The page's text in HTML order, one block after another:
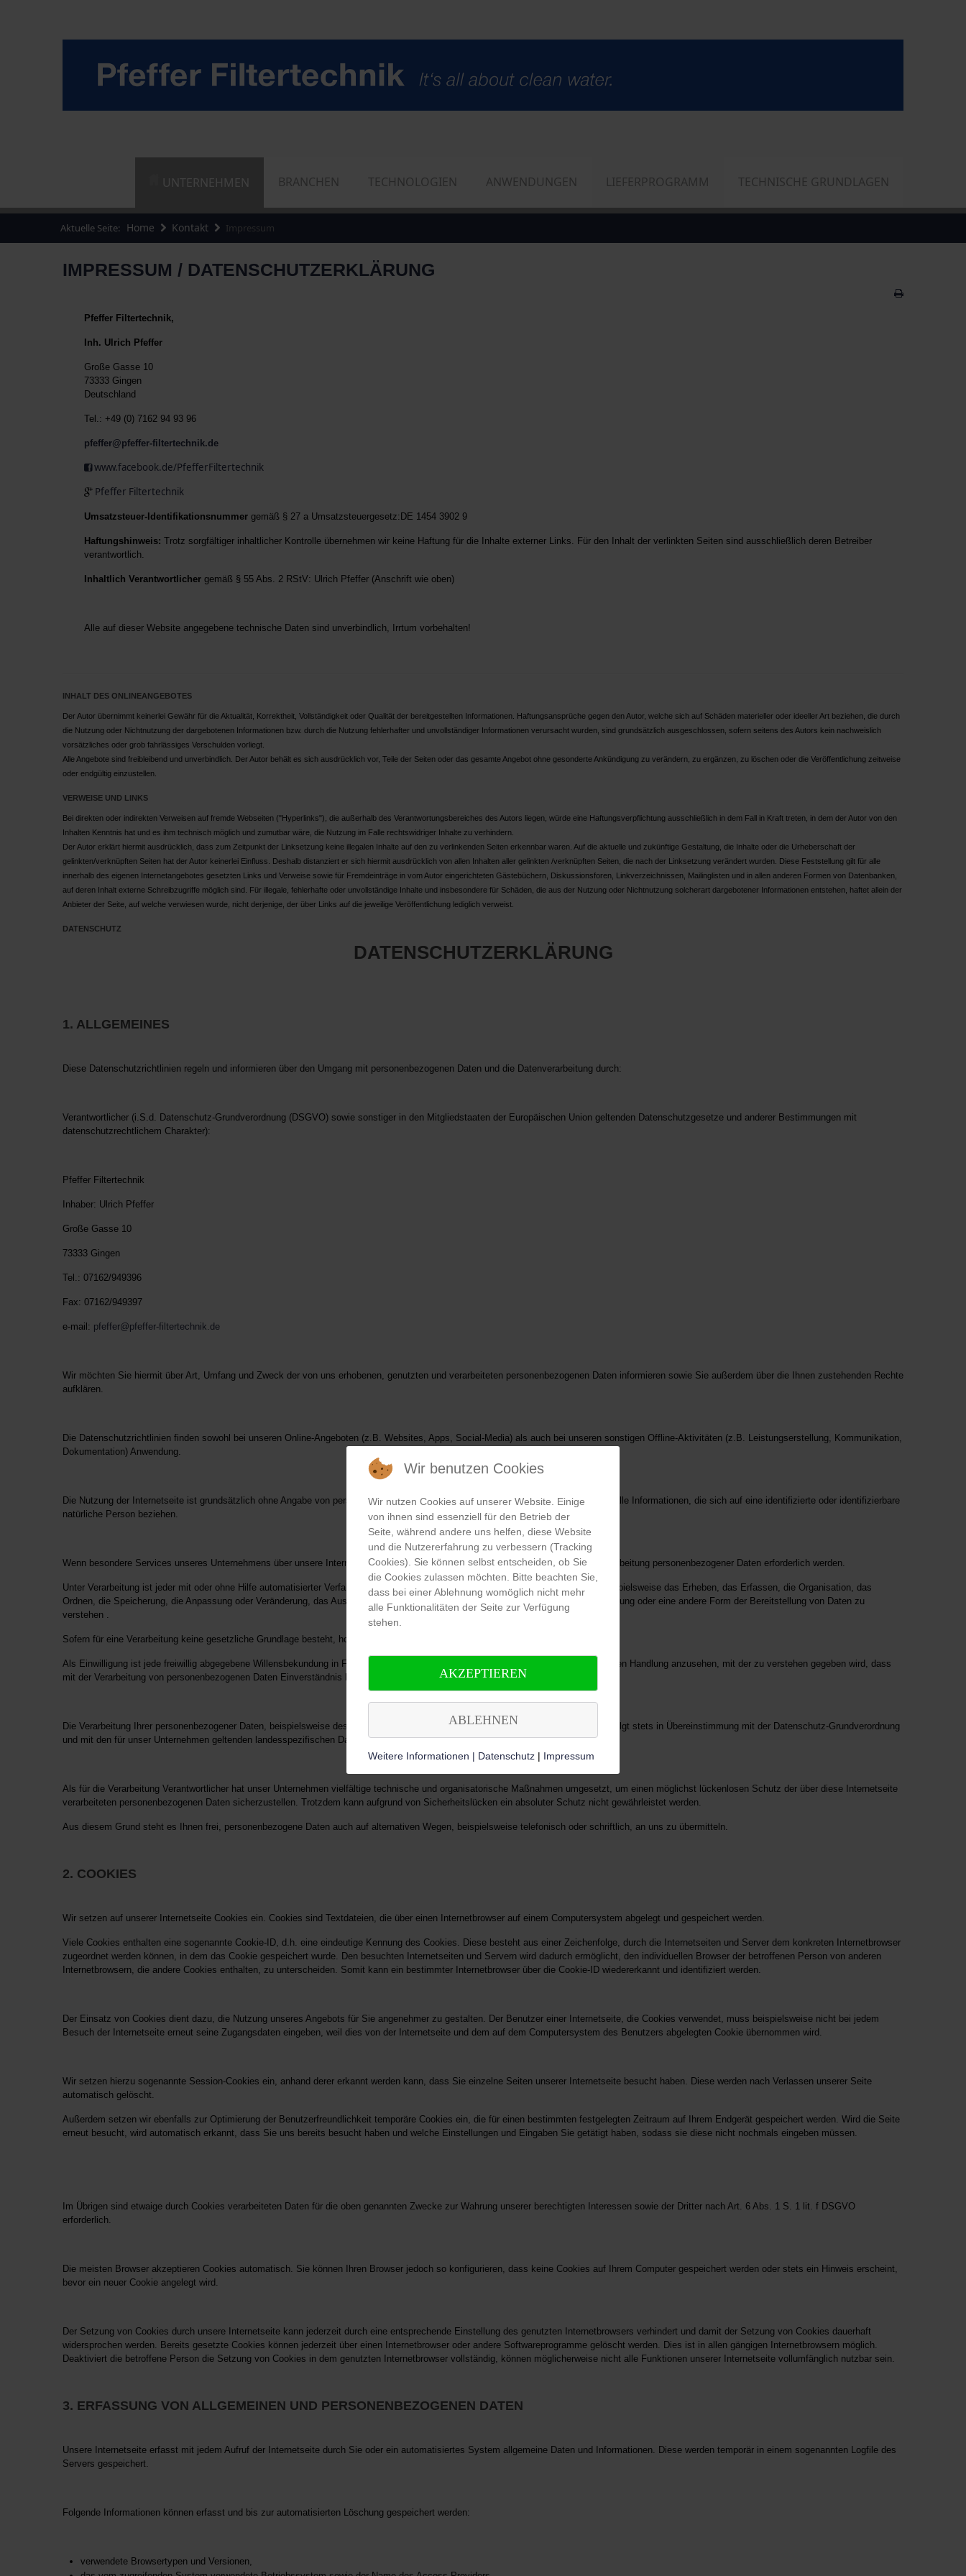
UNTERNEHMEN BRANCHEN TECHNOLOGIEN ANWENDUNGEN LIEFERPROGRAMM TECHNISCHE GRUNDLAGEN
Aktuelle Seite: Home Kontakt Impressum
IMPRESSUM / DATENSCHUTZERKLÄRUNG
Pfeffer Filtertechnik,
Inh. Ulrich Pfeffer
Große Gasse 10
73333 Gingen
Deutschland
Tel.: +49 (0) 7162 94 93 96
pfeffer@pfeffer-filtertechnik.de
www.facebook.de/PfefferFiltertechnik
Pfeffer Filtertechnik
Umsatzsteuer-Identifikationsnummer gemäß § 27 a Umsatzsteuergesetz:DE 1454 3902 9
Haftungshinweis: Trotz sorgfältiger inhaltlicher Kontrolle übernehmen wir keine Haftung für die Inhalte externer Links. Für den Inhalt der verlinkten Seiten sind ausschließlich deren Betreiber
verantwortlich.
Inhaltlich Verantwortlicher gemäß § 55 Abs. 2 RStV: Ulrich Pfeffer (Anschrift wie oben)
Alle auf dieser Website angegebene technische Daten sind unverbindlich, Irrtum vorbehalten!
INHALT DES ONLINEANGEBOTES
Der Autor übernimmt keinerlei Gewähr für die Aktualität, Korrektheit, Vollständigkeit oder Qualität der bereitgestellten Informationen. Haftungsansprüche gegen den Autor, welche sich auf Schäden materieller oder ideeller Art beziehen, die durch
die Nutzung oder Nichtnutzung der dargebotenen Informationen bzw. durch die Nutzung fehlerhafter und unvollständiger Informationen verursacht wurden, sind grundsätzlich ausgeschlossen, sofern seitens des Autors kein nachweislich
vorsätzliches oder grob fahrlässiges Verschulden vorliegt.
Alle Angebote sind freibleibend und unverbindlich. Der Autor behält es sich ausdrücklich vor, Teile der Seiten oder das gesamte Angebot ohne gesonderte Ankündigung zu verändern, zu ergänzen, zu löschen oder die Veröffentlichung zeitweise
oder endgültig einzustellen.
VERWEISE UND LINKS
Bei direkten oder indirekten Verweisen auf fremde Webseiten ("Hyperlinks"), die außerhalb des Verantwortungsbereiches des Autors liegen, würde eine Haftungsverpflichtung ausschließlich in dem Fall in Kraft treten, in dem der Autor von den
Inhalten Kenntnis hat und es ihm technisch möglich und zumutbar wäre, die Nutzung im Falle rechtswidriger Inhalte zu verhindern.
Der Autor erklärt hiermit ausdrücklich, dass zum Zeitpunkt der Linksetzung keine illegalen Inhalte auf den zu verlinkenden Seiten erkennbar waren. Auf die aktuelle und zukünftige Gestaltung, die Inhalte oder die Urheberschaft der
gelinkten/verknüpften Seiten hat der Autor keinerlei Einfluss. Deshalb distanziert er sich hiermit ausdrücklich von allen Inhalten aller gelinkten /verknüpften Seiten, die nach der Linksetzung verändert wurden. Diese Feststellung gilt für alle
innerhalb des eigenen Internetangebotes gesetzten Links und Verweise sowie für Fremdeinträge in vom Autor eingerichteten Gästebüchern, Diskussionsforen, Linkverzeichnissen, Mailinglisten und in allen anderen Formen von Datenbanken,
auf deren Inhalt externe Schreibzugriffe möglich sind. Für illegale, fehlerhafte oder unvollständige Inhalte und insbesondere für Schäden, die aus der Nutzung oder Nichtnutzung solcherart dargebotener Informationen entstehen, haftet allein der
Anbieter der Seite, auf welche verwiesen wurde, nicht derjenige, der über Links auf die jeweilige Veröffentlichung lediglich verweist.
DATENSCHUTZ
DATENSCHUTZERKLÄRUNG
1. ALLGEMEINES
Diese Datenschutzrichtlinien regeln und informieren über den Umgang mit personenbezogenen Daten und die Datenverarbeitung durch:
Verantwortlicher (i.S.d. Datenschutz-Grundverordnung (DSGVO) sowie sonstiger in den Mitgliedstaaten der Europäischen Union geltenden Datenschutzgesetze und anderer Bestimmungen mit
datenschutzrechtlichem Charakter):
Pfeffer Filtertechnik
Inhaber: Ulrich Pfeffer
Große Gasse 10
73333 Gingen
Tel.: 07162/949396
Fax: 07162/949397
e-mail: pfeffer@pfeffer-filtertechnik.de
Wir möchten Sie hiermit über Art, Umfang und Zweck der von uns erhobenen, genutzten und verarbeiteten personenbezogenen Daten informieren sowie Sie außerdem über die Ihnen zustehenden Rechte
aufklären.
Die Datenschutzrichtlinien finden sowohl bei unseren Online-Angeboten (z.B. Websites, Apps, Social-Media) als auch bei unseren sonstigen Offline-Aktivitäten (z.B. Leistungserstellung, Kommunikation,
Dokumentation) Anwendung.
Die Nutzung der Internetseite ist grundsätzlich ohne Angabe von personenbezogenen Daten möglich. Personenbezogene Daten sind alle Informationen, die sich auf eine identifizierte oder identifizierbare
natürliche Person beziehen.
Wenn besondere Services unseres Unternehmens über unsere Internetseite in Anspruch genommen werden möchten, kann eine Verarbeitung personenbezogener Daten erforderlich werden.
Unter Verarbeitung ist jeder mit oder ohne Hilfe automatisierter Verfahren ausgeführte Vorgang mit personenbezogenen Daten wie beispielsweise das Erheben, das Erfassen, die Organisation, das
Ordnen, die Speicherung, die Anpassung oder Veränderung, das Auslesen, das Abfragen, die Verwendung, das Löschung, die Vernichtung oder eine andere Form der Bereitstellung von Daten zu
verstehen .
Sofern für eine Verarbeitung keine gesetzliche Grundlage besteht, holen wir generell eine Einwilligung der betroffenen Person ein.
Als Einwilligung ist jede freiwillig abgegebene Willensbekundung in Form einer Erklärung oder einer sonstigen eindeutigen bestätigenden Handlung anzusehen, mit der zu verstehen gegeben wird, dass
mit der Verarbeitung von personenbezogenen Daten Einverständnis besteht.
Die Verarbeitung Ihrer personenbezogener Daten, beispielsweise des Namens, der Anschrift, E-Mail-Adresse oder Telefonnummer erfolgt stets in Übereinstimmung mit der Datenschutz-Grundverordnung
und mit den für unser Unternehmen geltenden landesspezifischen Datenschutzbestimmungen.
Als für die Verarbeitung Verantwortlicher hat unser Unternehmen vielfältige technische und organisatorische Maßnahmen umgesetzt, um einen möglichst lückenlosen Schutz der über diese Internetseite
verarbeiteten personenbezogenen Daten sicherzustellen. Trotzdem kann aufgrund von Sicherheitslücken ein absoluter Schutz nicht gewährleistet werden.
Aus diesem Grund steht es Ihnen frei, personenbezogene Daten auch auf alternativen Wegen, beispielsweise telefonisch oder schriftlich, an uns zu übermitteln.
2. COOKIES
Wir setzen auf unserer Internetseite Cookies ein. Cookies sind Textdateien, die über einen Internetbrowser auf einem Computersystem abgelegt und gespeichert werden.
Viele Cookies enthalten eine sogenannte Cookie-ID, d.h. eine eindeutige Kennung des Cookies. Diese besteht aus einer Zeichenfolge, durch die Internetseiten und Server dem konkreten Internetbrowser
zugeordnet werden können, in dem das Cookie gespeichert wurde. Den besuchten Internetseiten und Servern wird dadurch ermöglicht, den individuellen Browser der betroffenen Person von anderen
Internetbrowsern, die andere Cookies enthalten, zu unterscheiden. Somit kann ein bestimmter Internetbrowser über die Cookie-ID wiedererkannt und identifiziert werden.
Der Einsatz von Cookies dient dazu, die Nutzung unseres Angebots für Sie angenehmer zu gestalten. Der Benutzer einer Internetseite, die Cookies verwendet, muss beispielsweise nicht bei jedem
Besuch der Internetseite erneut seine Zugangsdaten eingeben, weil dies von der Internetseite und dem auf dem Computersystem des Benutzers abgelegten Cookie übernommen wird.
Wir setzen hierzu sogenannte Session-Cookies ein, anhand derer erkannt werden kann, dass Sie einzelne Seiten unserer Internetseite besucht haben. Diese werden nach Verlassen unserer Seite
automatisch gelöscht.
Außerdem setzen wir ebenfalls zur Optimierung der Benutzerfreundlichkeit temporäre Cookies ein, die für einen bestimmten festgelegten Zeitraum auf Ihrem Endgerät gespeichert werden. Wird die Seite
erneut besucht, wird automatisch erkannt, dass Sie uns bereits besucht haben und welche Einstellungen und Eingaben Sie getätigt haben, sodass sie diese nicht nochmals eingeben müssen.
Im Übrigen sind etwaige durch Cookies verarbeiteten Daten für die oben genannten Zwecke zur Wahrung unserer berechtigten Interessen sowie der Dritter nach Art. 6 Abs. 1 S. 1 lit. f DSGVO
erforderlich.
Die meisten Browser akzeptieren Cookies automatisch. Sie können Ihren Browser jedoch so konfigurieren, dass keine Cookies auf Ihrem Computer gespeichert werden oder stets ein Hinweis erscheint,
bevor ein neuer Cookie angelegt wird.
Der Setzung von Cookies durch unsere Internetseite kann jederzeit durch eine entsprechende Einstellung des genutzten Internetbrowsers verhindert und damit der Setzung von Cookies dauerhaft
widersprochen werden. Bereits gesetzte Cookies können jederzeit über einen Internetbrowser oder andere Softwareprogramme gelöscht werden. Dies ist in allen gängigen Internetbrowsern möglich.
Deaktiviert die betroffene Person die Setzung von Cookies in dem genutzten Internetbrowser vollständig, können möglicherweise nicht alle Funktionen unserer Internetseite vollumfänglich nutzbar sein.
3. ERFASSUNG VON ALLGEMEINEN UND PERSONENBEZOGENEN DATEN
Unsere Internetseite erfasst mit jedem Aufruf der Internetseite durch Sie oder ein automatisiertes System allgemeine Daten und Informationen. Diese werden temporär in einem sogenannten Logfile des
Servers gespeichert.
Folgende Informationen können erfasst und bis zur automatisierten Löschung gespeichert werden:
verwendete Browsertypen und Versionen,
Wir benutzen Cookies
Wir nutzen Cookies auf unserer Website. Einige
von ihnen sind essenziell für den Betrieb der
Seite, während andere uns helfen, diese Website
und die Nutzererfahrung zu verbessern (Tracking
Cookies). Sie können selbst entscheiden, ob Sie
die Cookies zulassen möchten. Bitte beachten Sie,
dass bei einer Ablehnung womöglich nicht mehr
alle Funktionalitäten der Seite zur Verfügung
stehen.
AKZEPTIEREN
ABLEHNEN
Weitere Informationen | Datenschutz | Impressum